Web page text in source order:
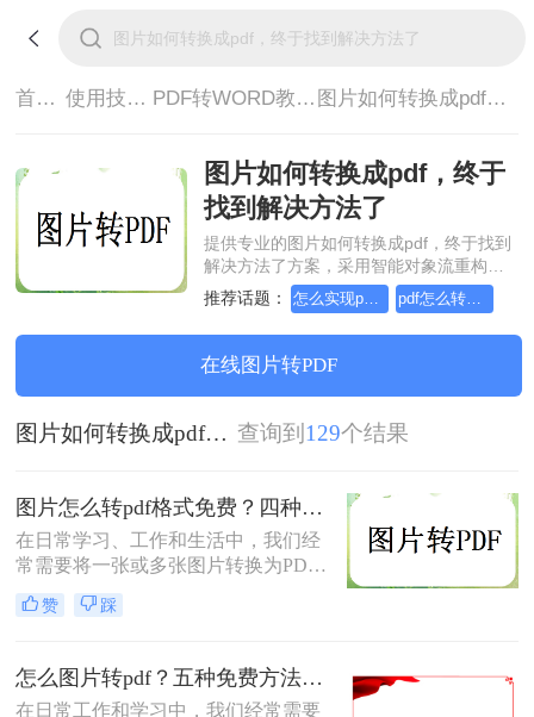
首页> 使用技巧> PDF转WORD教程> 图片如何转换成pdf，终于找到解决方法了
图片如何转换成pdf，终于
找到解决方法了
提供专业的图片如何转换成pdf，终于找到
解决方法了方案，采用智能对象流重构技
术，确保文档1:1高保真还原且排版不乱
码。支持一键批量处理，全链路 SSL 加密
保障隐私安全。助您快速实现图片如何转
换成pdf，终于找到解决方法了，无需安
装，高效办公。
推荐话题： 怎么实现pdf转Word？详细方法教学
在线图片转PDF
图片如何转换成pdf，终于找到解决方法了 查询到 129个结果
图片怎么转pdf格式免费？四种方法对比与实操指南（附详细表格）!
在日常学习、工作和生活中，我们经
常需要将一张或多张图片转换为PDF
格式，以便于分享、存档或打印。无
论是整理电子相册、提交证件照，还
都十分常见。为了帮你快速选出最适
合自己的转换方式，下表汇总了四种
赞 踩
怎么图片转pdf？五种免费方法对比与实操指南（附详细表格）！
在日常工作和学习中，我们经常需要